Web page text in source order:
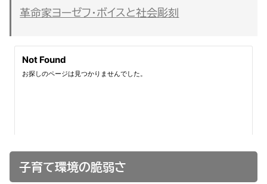
革命家ヨーゼフ・ボイスと社会彫刻
子育て環境の脆弱さ